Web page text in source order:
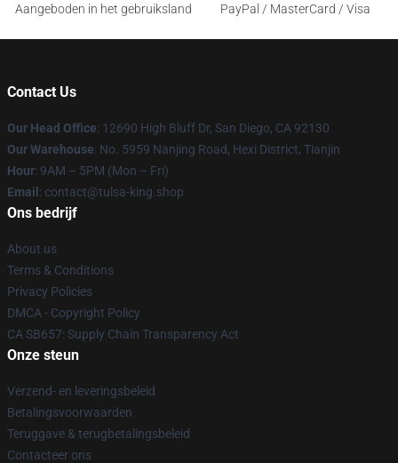
Aangeboden in het gebruiksland
PayPal / MasterCard / Visa
Contact Us
Our Head Office: 12690 High Bluff Dr, San Diego, CA 92130
Our Warehouse: No. 5959 Nanjing Road, Hexi District, Tianjin
Hour: 9AM – 5PM (Mon – Fri)
Email : contact@tulsa-king.shop
Ons bedrijf
About us
Terms & Conditions
Privacy Policies
DMCA - Copyright Policy
CA SB657: Supply Chain Transparency Act
Onze steun
Verzend- en leveringsbeleid
Betalingsvoorwaarden
Teruggave & terugbetalingsbeleid
Contacteer ons